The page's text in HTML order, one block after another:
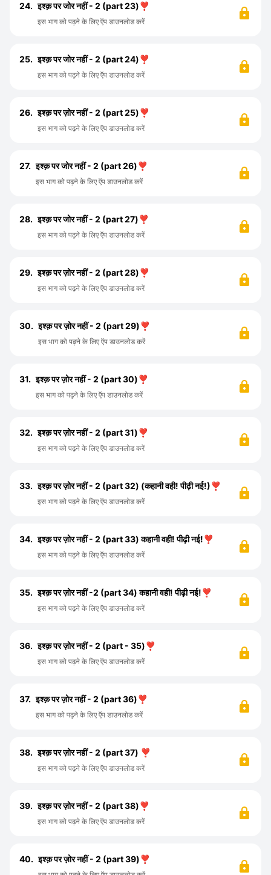
24. इश्क़ पर जोर नहीं - 2 (part 23)❣️
इस भाग को पढ़ने के लिए ऍप डाउनलोड करें
25. इश्क़ पर जोर नहीं - 2 (part 24)❣️
इस भाग को पढ़ने के लिए ऍप डाउनलोड करें
26. इश्क़ पर ज़ोर नहीं - 2 (part 25)❣️
इस भाग को पढ़ने के लिए ऍप डाउनलोड करें
27. इश्क़ पर जोर नहीं - 2 (part 26)❣️
इस भाग को पढ़ने के लिए ऍप डाउनलोड करें
28. इश्क़ पर जोर नहीं - 2 (part 27)❣️
इस भाग को पढ़ने के लिए ऍप डाउनलोड करें
29. इश्क़ पर ज़ोर नहीं - 2 (part 28)❣️
इस भाग को पढ़ने के लिए ऍप डाउनलोड करें
30. इश्क़ पर ज़ोर नहीं - 2 (part 29)❣️
इस भाग को पढ़ने के लिए ऍप डाउनलोड करें
31. इश्क़ पर ज़ोर नहीं - 2 (part 30)❣️
इस भाग को पढ़ने के लिए ऍप डाउनलोड करें
32. इश्क़ पर ज़ोर नहीं - 2 (part 31)❣️
इस भाग को पढ़ने के लिए ऍप डाउनलोड करें
33. इश्क़ पर ज़ोर नहीं - 2 (part 32) (कहानी वही! पीढ़ी नई!)❣️
इस भाग को पढ़ने के लिए ऍप डाउनलोड करें
34. इश्क़ पर ज़ोर नहीं - 2 (part 33) कहानी वही! पीढ़ी नई!❣️
इस भाग को पढ़ने के लिए ऍप डाउनलोड करें
35. इश्क़ पर ज़ोर नहीं -2 (part 34) कहानी वही! पीढ़ी नई!❣️
इस भाग को पढ़ने के लिए ऍप डाउनलोड करें
36. इश्क़ पर ज़ोर नहीं - 2 (part - 35)❣️
इस भाग को पढ़ने के लिए ऍप डाउनलोड करें
37. इश्क़ पर ज़ोर नहीं - 2 (part 36)❣️
इस भाग को पढ़ने के लिए ऍप डाउनलोड करें
38. इश्क़ पर ज़ोर नहीं - 2 (part 37) ❣️
इस भाग को पढ़ने के लिए ऍप डाउनलोड करें
39. इश्क़ पर ज़ोर नहीं - 2 (part 38)❣️
इस भाग को पढ़ने के लिए ऍप डाउनलोड करें
40. इश्क़ पर ज़ोर नहीं - 2 (part 39)❣️